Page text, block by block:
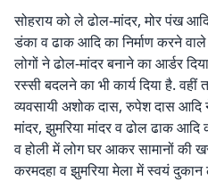
सोहराय को ले ढोल-मांदर, मोर पंख
डंका व ढाक आदि का निर्माण करने
लोगों ने ढोल-मांदर बनाने का आर्डर
रस्सी बदलने का भी कार्य दिया है.
व्यवसायी अशोक दास, रुपेश दास आदि
मांदर, झुमरिया मांदर व ढोल ढाक आदि
व होली में लोग घर आकर सामानों
करमदहा व झुमरिया मेला में स्वयं दुकान